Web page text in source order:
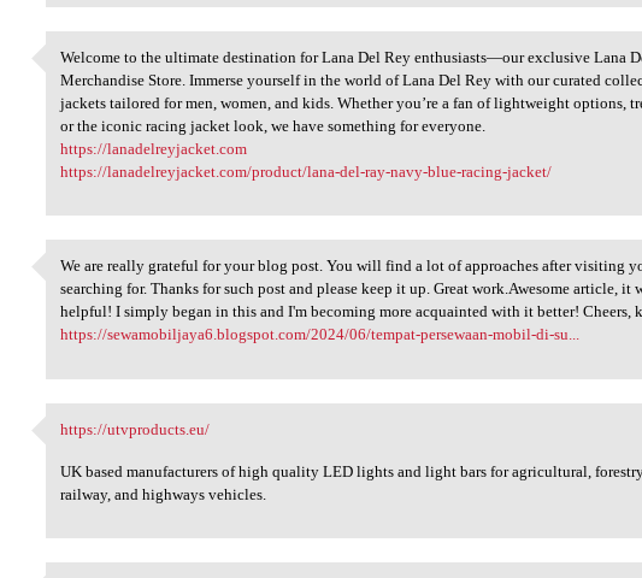
Welcome to the ultimate
Welcome to the ultimate destination for Lana Del Rey enthusiasts—our exclusive Lana
Merchandise Store. Immerse yourself in the world of Lana Del Rey with our curated
jackets tailored for men, women, and kids. Whether you’re a fan of lightweight options,
or the iconic racing jacket look, we have something for everyone.
https://lanadelreyjacket.com
https://lanadelreyjacket.com/product/lana-del-ray-navy-blue-racing-jacket/
We are really grateful for
We are really grateful for your blog post. You will find a lot of approaches after visiting
searching for. Thanks for such post and please keep it up. Great work.Awesome article, it
helpful! I simply began in this and I'm becoming more acquainted with it better! Cheers,
https://sewamobiljaya6.blogspot.com/2024/06/tempat-persewaan-mobil-di-su...
https://utvproducts.eu/
https://utvproducts.eu/
UK based manufacturers of high quality LED lights and light bars for agricultural,
railway, and highways vehicles.